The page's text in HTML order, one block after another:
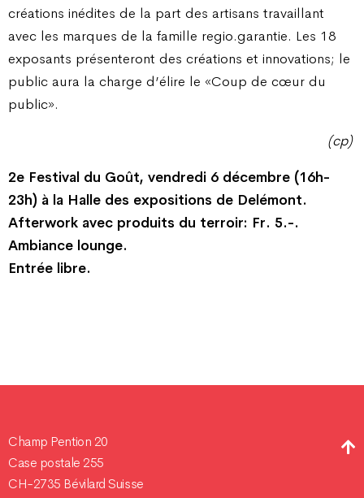
créations inédites de la part des artisans travaillant
avec les marques de la famille regio.garantie. Les 18
exposants présenteront des créations et innovations; le
public aura la charge d’élire le «Coup de cœur du
public».
(cp)
2e Festival du Goût, vendredi 6 décembre (16h-
23h) à la Halle des expositions de Delémont.
Afterwork avec produits du terroir: Fr. 5.-.
Ambiance lounge.
Entrée libre.
Champ Pention 20
Case postale 255
CH-2735 Bévilard Suisse